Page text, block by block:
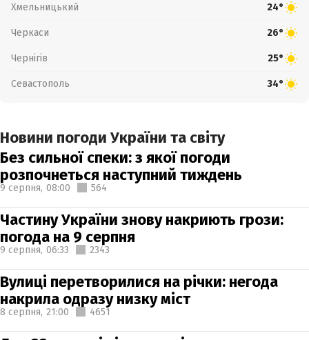
Хмельницький 24°
Черкаси 26°
Чернігів 25°
Севастополь 34°
Новини погоди України та світу
Без сильної спеки: з якої погоди
розпочнеться наступний тиждень
9 серпня, 08:00 564
Частину України знову накриють грози:
погода на 9 серпня
9 серпня, 06:33 2343
Вулиці перетворилися на річки: негода
накрила одразу низку міст
8 серпня, 21:00 4651